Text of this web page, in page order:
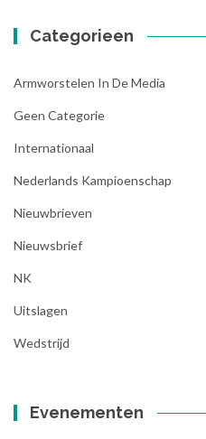
Categorieen
Armworstelen In De Media
Geen Categorie
Internationaal
Nederlands Kampioenschap
Nieuwbrieven
Nieuwsbrief
NK
Uitslagen
Wedstrijd
Evenementen